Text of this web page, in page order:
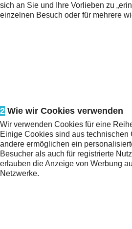
sich an Sie und Ihre Vorlieben zu
einzelnen Besuch oder für mehrere
2 Wie wir Cookies verwenden
Wir verwenden Cookies für eine
Einige Cookies sind aus technischen
andere ermöglichen ein
Besucher als auch für registrierte
erlauben die Anzeige von Werbung
Netzwerke.